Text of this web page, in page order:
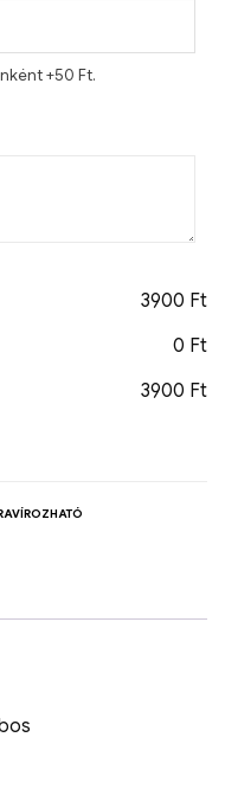
+50 Ft.
3900 Ft
0 Ft
3900 Ft